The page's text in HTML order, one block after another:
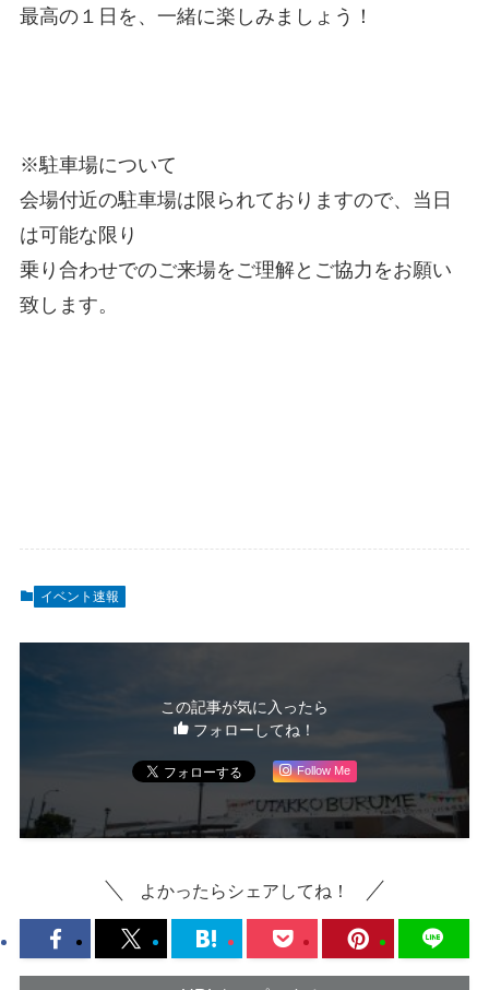
最高の１日を、一緒に楽しみましょう！
※駐車場について
会場付近の駐車場は限られておりますので、当日
は可能な限り
乗り合わせでのご来場をご理解とご協力をお願い
致します。
イベント速報
この記事が気に入ったら
フォローしてね！
Follow Me
よかったらシェアしてね！